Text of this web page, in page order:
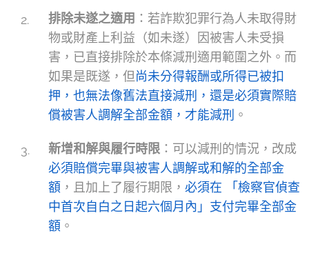
排除未遂之適用 ：若詐欺犯罪行為人未取得財
物或財產上利益（如未遂）因被害人未受損
害，已直接排除於本條減刑適用範圍之外。而
如果是既遂，但尚未分得報酬或所得已被扣
押，也無法像舊法直接減刑，還是必須實際賠
償被害人調解全部金額，才能減刑 。
新增和解與履行時限 ：可以減刑的情況，改成
必須賠償完畢與被害人調解或和解的全部金
額 ，且加上了履行期限， 必須在 「檢察官偵查
中首次自白之日起六個月內」支付完畢全部金
額 。